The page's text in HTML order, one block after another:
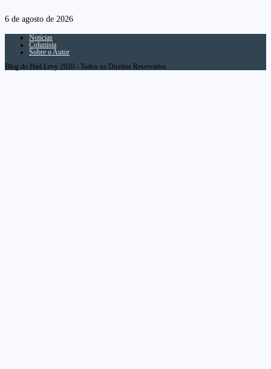
6 de agosto de 2026
Notícias
Colunista
Sobre o Autor
Blog do Hiel Levy 2020 - Todos os Direitos Reservados